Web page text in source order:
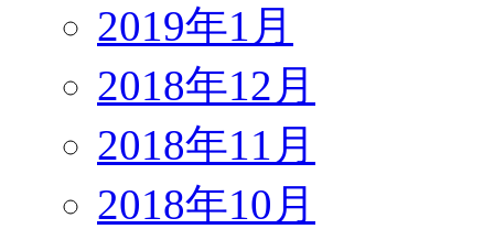
2019年1月
2018年12月
2018年11月
2018年10月